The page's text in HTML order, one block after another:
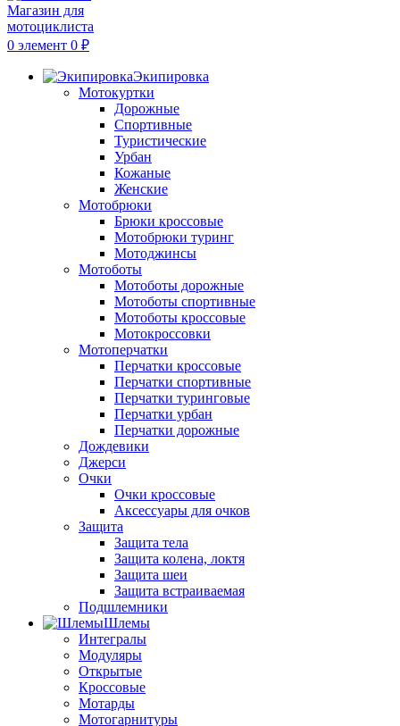
0 элемент 0 ₽
Экипировка
Мотокуртки
Дорожные
Спортивные
Туристические
Урбан
Кожаные
Женские
Мотобрюки
Брюки кроссовые
Мотобрюки туринг
Мотоджинсы
Мотоботы
Мотоботы дорожные
Мотоботы спортивные
Мотоботы кроссовые
Мотокроссовки
Мотоперчатки
Перчатки кроссовые
Перчатки спортивные
Перчатки туринговые
Перчатки урбан
Перчатки дорожные
Дождевики
Джерси
Очки
Очки кроссовые
Аксессуары для очков
Защита
Защита тела
Защита колена, локтя
Защита шеи
Защита встраиваемая
Подшлемники
Шлемы
Интегралы
Модуляры
Открытые
Кроссовые
Мотарды
Мотогарнитуры